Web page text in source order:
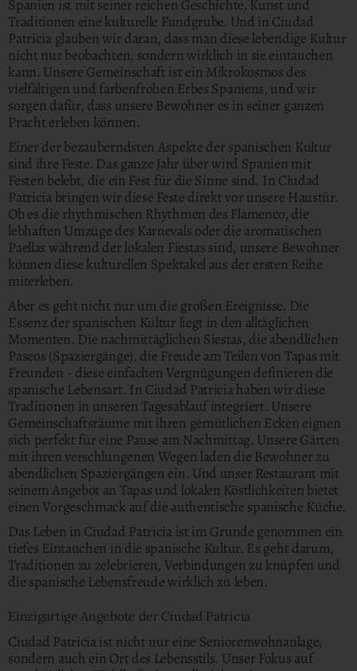
Spanien ist mit seiner reichen Geschichte, Kunst und
Traditionen eine kulturelle Fundgrube. Und in Ciudad
Patricia glauben wir daran, dass man diese lebendige Kultur
nicht nur beobachten, sondern wirklich in sie eintauchen
kann. Unsere Gemeinschaft ist ein Mikrokosmos des
vielfältigen und farbenfrohen Erbes Spaniens, und wir
sorgen dafür, dass unsere Bewohner es in seiner ganzen
Pracht erleben können.
Einer der bezauberndsten Aspekte der spanischen Kultur
sind ihre Feste. Das ganze Jahr über wird Spanien mit
Festen belebt, die ein Fest für die Sinne sind. In Ciudad
Patricia bringen wir diese Feste direkt vor unsere Haustür.
Ob es die rhythmischen Rhythmen des Flamenco, die
lebhaften Umzüge des Karnevals oder die aromatischen
Paellas während der lokalen Fiestas sind, unsere Bewohner
können diese kulturellen Spektakel aus der ersten Reihe
miterleben.
Aber es geht nicht nur um die großen Ereignisse. Die
Essenz der spanischen Kultur liegt in den alltäglichen
Momenten. Die nachmittäglichen Siestas, die abendlichen
Paseos (Spaziergänge), die Freude am Teilen von Tapas mit
Freunden - diese einfachen Vergnügungen definieren die
spanische Lebensart. In Ciudad Patricia haben wir diese
Traditionen in unseren Tagesablauf integriert. Unsere
Gemeinschaftsräume mit ihren gemütlichen Ecken eignen
sich perfekt für eine Pause am Nachmittag. Unsere Gärten
mit ihren verschlungenen Wegen laden die Bewohner zu
abendlichen Spaziergängen ein. Und unser Restaurant mit
seinem Angebot an Tapas und lokalen Köstlichkeiten bietet
einen Vorgeschmack auf die authentische spanische Küche.
Das Leben in Ciudad Patricia ist im Grunde genommen ein
tiefes Eintauchen in die spanische Kultur. Es geht darum,
Traditionen zu zelebrieren, Verbindungen zu knüpfen und
die spanische Lebensfreude wirklich zu leben.
Einzigartige Angebote der Ciudad Patricia
Ciudad Patricia ist nicht nur eine Seniorenwohnanlage,
sondern auch ein Ort des Lebensstils. Unser Fokus auf